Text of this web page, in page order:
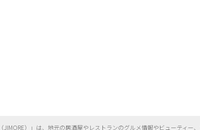
JIMORE）」は、地元の居酒屋やレストランのグルメ情報やビューティー、